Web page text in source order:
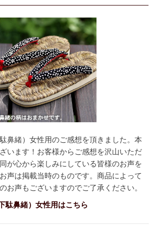
鼻緒）女性用のご感想を頂きました。本
います！ お客様からご感想を沢山いただ
が心から楽しみにしている皆様のお声を
声は掲載当時のものです。商品によって
お声もございますのでご了承ください。
駄鼻緒）女性用はこちら